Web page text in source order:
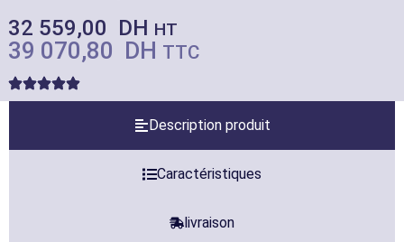
32 559,00 DH HT
39 070,80 DH TTC
Description produit
Caractéristiques
livraison